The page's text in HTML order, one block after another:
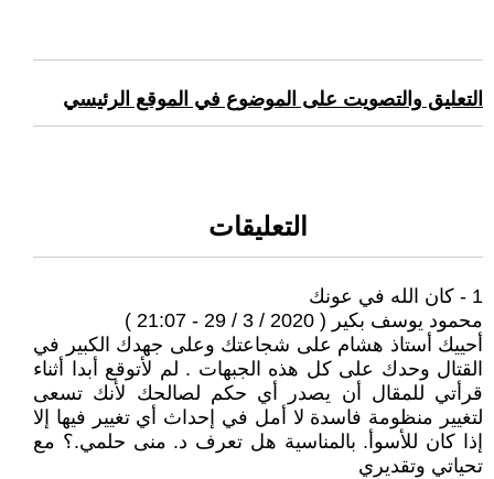
التعليق والتصويت على الموضوع في الموقع الرئيسي
التعليقات
1 - كان الله في عونك
محمود يوسف بكير ( 2020 / 3 / 29 - 21:07 )
أحييك أستاذ هشام على شجاعتك وعلى جهدك الكبير في
القتال وحدك على كل هذه الجبهات . لم لأتوقع أبدا أثناء
قرأتي للمقال أن يصدر أي حكم لصالحك لأنك تسعى
لتغيير منظومة فاسدة لا أمل في إحداث أي تغيير فيها إلا
إذا كان للأسوأ. بالمناسية هل تعرف د. منى حلمي.؟ مع
تحياتي وتقديري